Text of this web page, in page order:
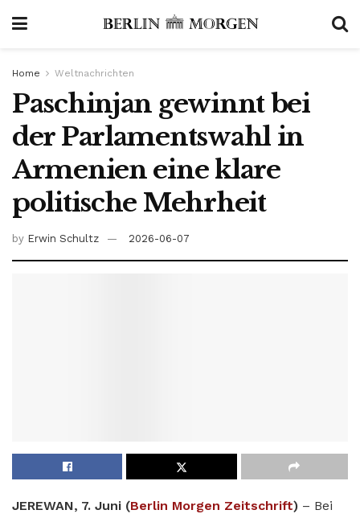
Home Weltnachrichten
Paschinjan gewinnt bei
der Parlamentswahl in
Armenien eine klare
politische Mehrheit
by Erwin Schultz 2026-06-07
JEREWAN, 7. Juni (Berlin Morgen Zeitschrift) – Bei